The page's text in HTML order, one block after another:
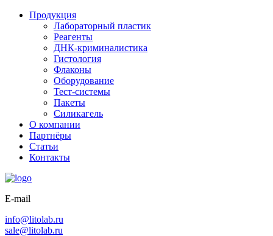
Продукция
Лабораторный пластик
Реагенты
ДНК-криминалистика
Гистология
Флаконы
Оборудование
Тест-системы
Пакеты
Силикагель
О компании
Партнёры
Статьи
Контакты
E-mail
info@litolab.ru
sale@litolab.ru